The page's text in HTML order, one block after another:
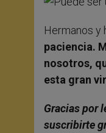
Hermanos y
paciencia.
nosotros,
esta gran
Gracias por
suscribirte